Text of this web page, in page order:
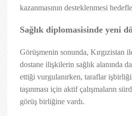
kazanmasının desteklenmesi
Sağlık diplomasisinde yeni
Görüşmenin sonunda, Kırgızistan
dostane ilişkilerin sağlık alanında
ettiği vurgulanırken, taraflar
taşınması için aktif çalışmaların
görüş birliğine vardı.